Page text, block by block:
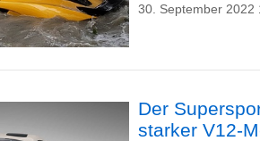
30. September 2022
Der
starker V12-